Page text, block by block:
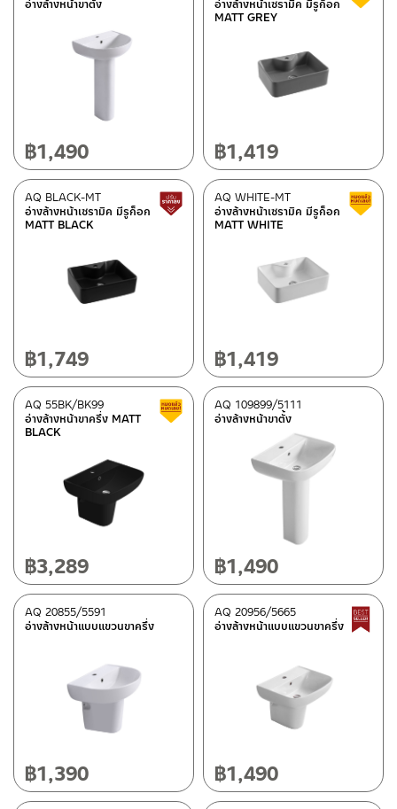
อ่างล้างหน้าขาตั้ง
฿1,490
อ่างล้างหน้าเซรามิค มีรูก็อก
MATT GREY
฿1,419
อ่างล้างหน้าเซรามิค มีรูก็อก
MATT BLACK
AQ BLACK-MT สินค้าปรับราคาลดลง
฿1,749
อ่างล้างหน้าเซรามิค มีรูก็อก
MATT WHITE
AQ WHITE-MT
฿1,419
อ่างล้างหน้าขาครึ่ง MATT
BLACK
AQ 55BK/BK99 สินค้าลดราคา เคลียร์สต็อก
฿3,289
อ่างล้างหน้าขาตั้ง
AQ 109899/5111
฿1,490
อ่างล้างหน้าแบบแขวนขาครึ่ง
AQ 20855/5591
฿1,390
อ่างล้างหน้าแบบแขวนขาครึ่ง
AQ 20956/5665
฿1,490